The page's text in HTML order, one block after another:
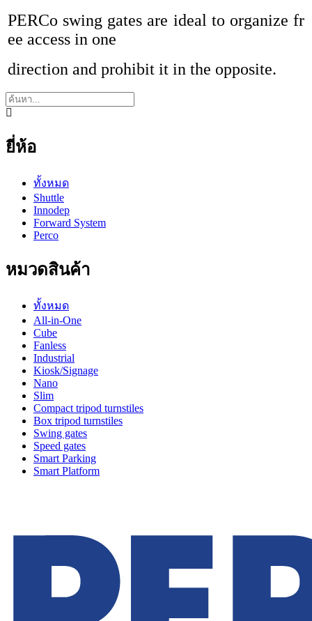
PERCo swing gates are ideal to organize fr
ee access in one
direction and prohibit it in the opposite.
ยี่ห้อ
ทั้งหมด
Shuttle
Innodep
Forward System
Perco
หมวดสินค้า
ทั้งหมด
All-in-One
Cube
Fanless
Industrial
Kiosk/Signage
Nano
Slim
Compact tripod turnstiles
Box tripod turnstiles
Swing gates
Speed gates
Smart Parking
Smart Platform